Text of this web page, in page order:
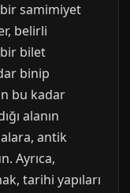
samimiyet
belirli
bilet
binip
bu kadar
alanın
antik
Ayrıca,
tarihi yapıları